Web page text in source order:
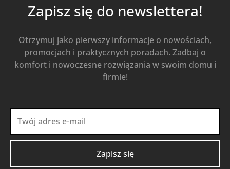
Zapisz się do newslettera!
Otrzymuj jako pierwszy informacje o nowościach,
promocjach i praktycznych poradach. Zadbaj o
komfort i nowoczesne rozwiązania w swoim domu i
firmie!